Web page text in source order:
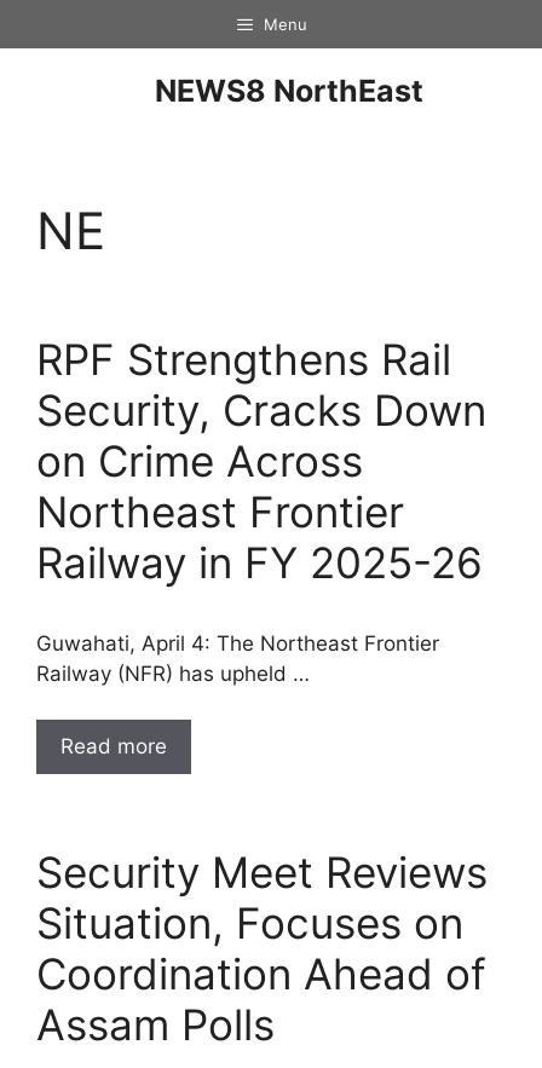
Menu
NEWS8 NorthEast
NE
RPF Strengthens Rail
Security, Cracks Down
on Crime Across
Northeast Frontier
Railway in FY 2025-26
Guwahati, April 4: The Northeast Frontier
Railway (NFR) has upheld …
Read more
Security Meet Reviews
Situation, Focuses on
Coordination Ahead of
Assam Polls